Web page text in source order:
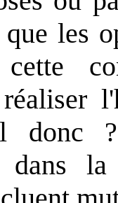
les
réaliser
il donc
dans